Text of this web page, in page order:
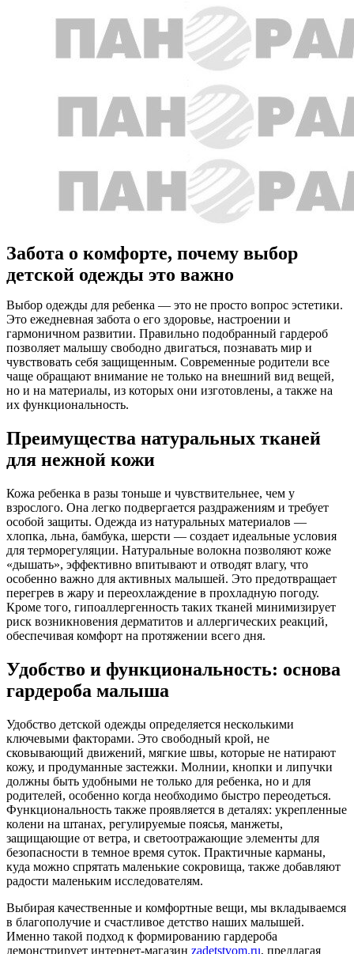
Забота о комфорте, почему выбор
детской одежды это важно
Выбор одежды для ребенка — это не просто вопрос эстетики.
Это ежедневная забота о его здоровье, настроении и
гармоничном развитии. Правильно подобранный гардероб
позволяет малышу свободно двигаться, познавать мир и
чувствовать себя защищенным. Современные родители все
чаще обращают внимание не только на внешний вид вещей,
но и на материалы, из которых они изготовлены, а также на
их функциональность.
Преимущества натуральных тканей
для нежной кожи
Кожа ребенка в разы тоньше и чувствительнее, чем у
взрослого. Она легко подвергается раздражениям и требует
особой защиты. Одежда из натуральных материалов —
хлопка, льна, бамбука, шерсти — создает идеальные условия
для терморегуляции. Натуральные волокна позволяют коже
«дышать», эффективно впитывают и отводят влагу, что
особенно важно для активных малышей. Это предотвращает
перегрев в жару и переохлаждение в прохладную погоду.
Кроме того, гипоаллергенность таких тканей минимизирует
риск возникновения дерматитов и аллергических реакций,
обеспечивая комфорт на протяжении всего дня.
Удобство и функциональность: основа
гардероба малыша
Удобство детской одежды определяется несколькими
ключевыми факторами. Это свободный крой, не
сковывающий движений, мягкие швы, которые не натирают
кожу, и продуманные застежки. Молнии, кнопки и липучки
должны быть удобными не только для ребенка, но и для
родителей, особенно когда необходимо быстро переодеться.
Функциональность также проявляется в деталях: укрепленные
колени на штанах, регулируемые поясья, манжеты,
защищающие от ветра, и светоотражающие элементы для
безопасности в темное время суток. Практичные карманы,
куда можно спрятать маленькие сокровища, также добавляют
радости маленьким исследователям.
Выбирая качественные и комфортные вещи, мы вкладываемся
в благополучие и счастливое детство наших малышей.
Именно такой подход к формированию гардероба
демонстрирует интернет-магазин zadetstvom.ru, предлагая